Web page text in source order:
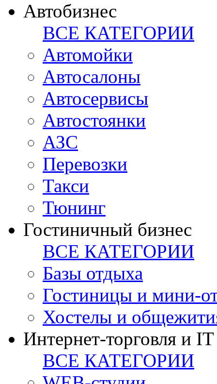
Автобизнес
ВСЕ КАТЕГОРИИ
Автомойки
Автосалоны
Автосервисы
Автостоянки
АЗС
Перевозки
Такси
Тюнинг
Гостиничный бизнес
ВСЕ КАТЕГОРИИ
Базы отдыха
Гостиницы и мини-
Хостелы и
Интернет-торговля и IT
ВСЕ КАТЕГОРИИ